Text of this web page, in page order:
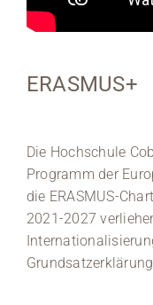
ERASMUS+
Die Hochschule
Programm der
die ERASMUS-
2021-2027